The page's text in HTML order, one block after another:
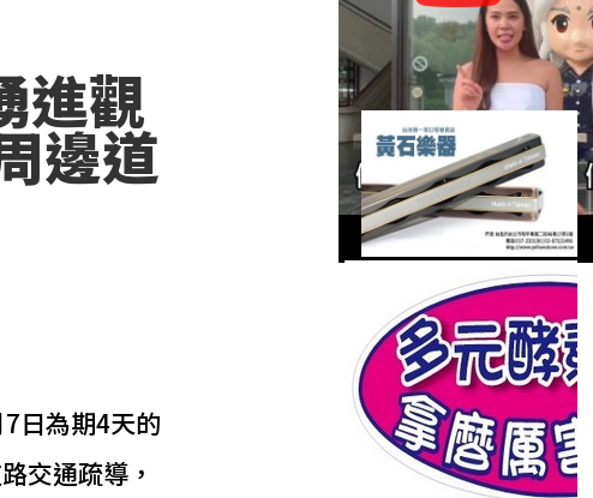
進觀
邊道
日為期4天的
交通疏導，